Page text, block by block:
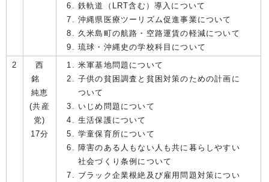
鉄軌道（LRT含む）導入について
沖縄県医療ツーリズム促進事業について
久米島町の航路・空路運賃の軽減について
琉球・沖縄史の学校科目について
2
西
銘
純恵
(共産
党)
17分
米軍基地問題について
子供の貧困調査と貧困対策のための計画に
ついて
いじめ問題について
生活保護について
学童保育所について
障害のある人もない人も共に暮らしやすい
社会づくり条例について
ブラック企業根絶及び雇用問題対策につい